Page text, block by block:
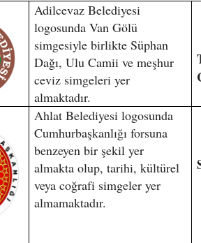
Adilcevaz Belediyesi
logosunda Van Gölü
simgesiyle birlikte Süphan
Dağı, Ulu Camii ve meşhur
ceviz simgeleri yer
almaktadır.
Ahlat Belediyesi logosunda
Cumhurbaşkanlığı forsuna
benzeyen bir şekil yer
almakta olup, tarihi, kültürel
veya coğrafi simgeler yer
almamaktadır.